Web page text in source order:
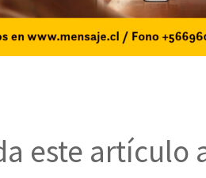
este artículo